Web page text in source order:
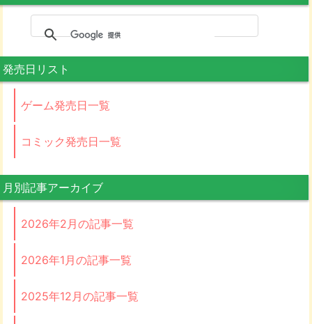
発売日リスト
ゲーム発売日一覧
コミック発売日一覧
月別記事アーカイブ
2026年2月の記事一覧
2026年1月の記事一覧
2025年12月の記事一覧